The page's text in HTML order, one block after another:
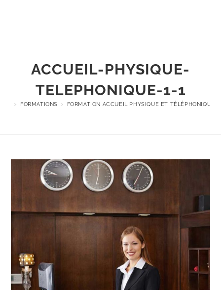
ACCUEIL-PHYSIQUE-
TELEPHONIQUE-1-1
> FORMATIONS > FORMATION ACCUEIL PHYSIQUE ET TÉLÉPHONIQUE